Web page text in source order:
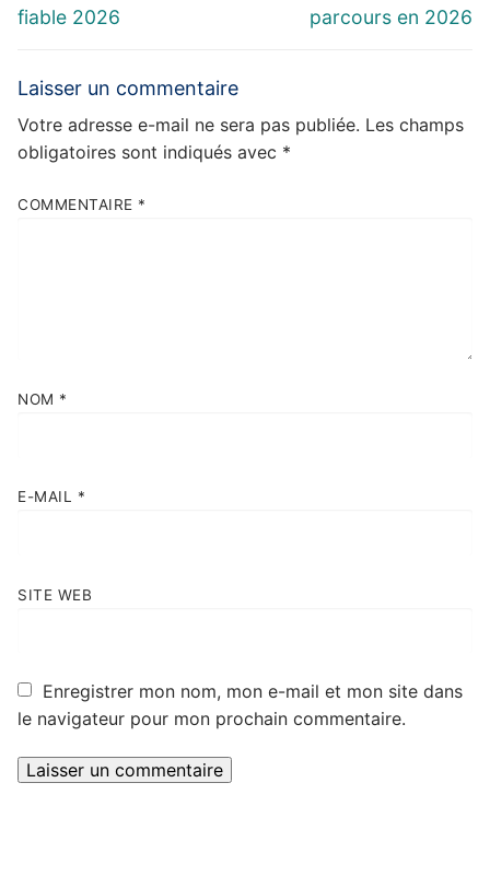
fiable 2026
parcours en 2026
Laisser un commentaire
Votre adresse e-mail ne sera pas publiée. Les champs
obligatoires sont indiqués avec *
COMMENTAIRE *
NOM *
E-MAIL *
SITE WEB
Enregistrer mon nom, mon e-mail et mon site dans
le navigateur pour mon prochain commentaire.